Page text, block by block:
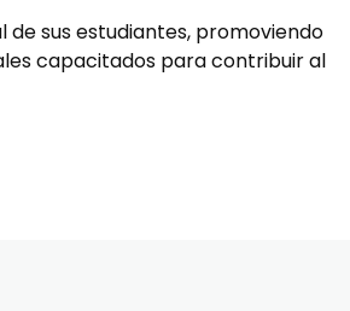
sus estudiantes, promoviendo
capacitados para contribuir al